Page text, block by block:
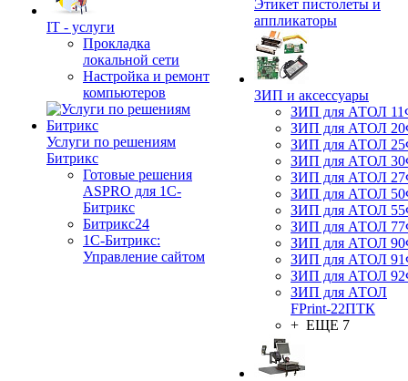
IT - услуги
Прокладка
локальной сети
Настройка и ремонт
компьютеров
Услуги по решениям
Битрикс
Готовые решения
ASPRO для 1С-
Битрикс
Битрикс24
1С-Битрикс:
Управление сайтом
Этикет пистолеты и
аппликаторы
ЗИП и аксессуары
ЗИП для АТОЛ
ЗИП для АТОЛ
ЗИП для АТОЛ
ЗИП для АТОЛ
ЗИП для АТОЛ
ЗИП для АТОЛ
ЗИП для АТОЛ
ЗИП для АТОЛ
ЗИП для АТОЛ
ЗИП для АТОЛ
ЗИП для АТОЛ
ЗИП для АТОЛ
FPrint-22ПТК
+ ЕЩЕ 7